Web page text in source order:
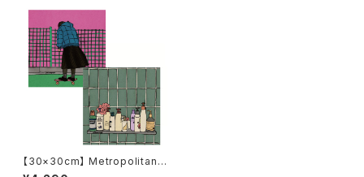
【30×30cm】 Metropolitan
Crossbottle メトロポリタンク